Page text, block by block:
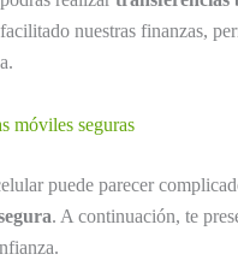
nuestras finanzas,
móviles seguras
puede parecer
. A continuación, te